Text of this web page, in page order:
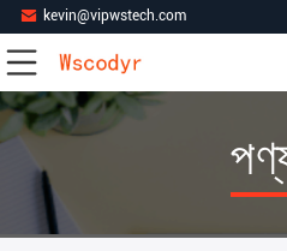
kevin@vipwstech.com